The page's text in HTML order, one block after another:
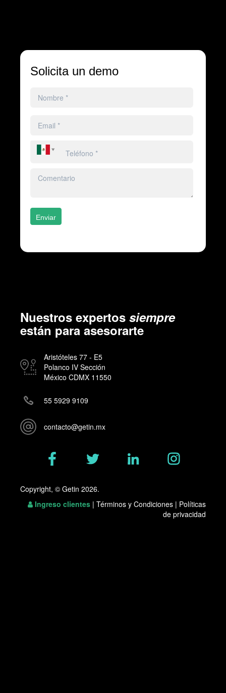
Nuestros expertos siempre
están para asesorarte
Aristóteles 77 - E5
Polanco IV Sección
México CDMX 11550
55 5929 9109
contacto@getin.mx
Solicita un demo
Enviar
Copyright, © Getin 2026.
Ingreso clientes | Términos y Condiciones | Políticas
de privacidad